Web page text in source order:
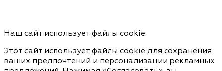
Наш сайт использует файлы cookie.
Этот сайт использует файлы cookie для сохранения
ваших предпочтений и персонализации рекламных